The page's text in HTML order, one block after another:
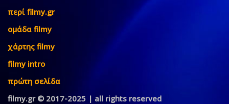
περί filmy.gr
ομάδα filmy
χάρτης filmy
filmy intro
πρώτη σελίδα
filmy.gr © 2017-2025 | all rights reserved